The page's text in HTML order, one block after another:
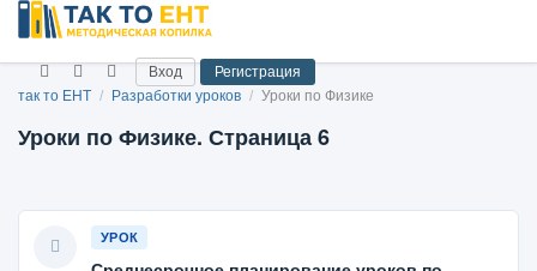
Вход
Регистрация
так то ЕНТ / Разработки уроков / Уроки по Физике
Уроки по Физике. Страница 6
УРОК